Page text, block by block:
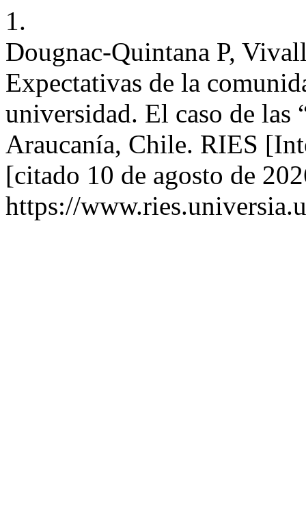
1.
Dougnac-Quintana P,
Expectativas de la
universidad. El caso de las
Araucanía, Chile. RIES
[citado 10 de agosto de
https://